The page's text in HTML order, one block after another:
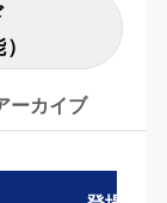
ーカイブ